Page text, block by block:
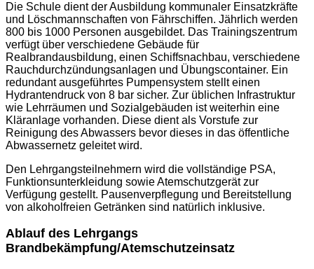
Die Schule dient der Ausbildung kommunaler Einsatzkräfte
und Löschmannschaften von Fährschiffen. Jährlich werden
800 bis 1000 Personen ausgebildet. Das Trainingszentrum
verfügt über verschiedene Gebäude für
Realbrandausbildung, einen Schiffsnachbau, verschiedene
Rauchdurchzündungsanlagen und Übungscontainer. Ein
redundant ausgeführtes Pumpensystem stellt einen
Hydrantendruck von 8 bar sicher. Zur üblichen Infrastruktur
wie Lehrräumen und Sozialgebäuden ist weiterhin eine
Kläranlage vorhanden. Diese dient als Vorstufe zur
Reinigung des Abwassers bevor dieses in das öffentliche
Abwassernetz geleitet wird.
Den Lehrgangsteilnehmern wird die vollständige PSA,
Funktionsunterkleidung sowie Atemschutzgerät zur
Verfügung gestellt. Pausenverpflegung und Bereitstellung
von alkoholfreien Getränken sind natürlich inklusive.
Ablauf des Lehrgangs
Brandbekämpfung/Atemschutzeinsatz